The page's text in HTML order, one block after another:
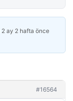
2 ay 2 hafta önce
#16564